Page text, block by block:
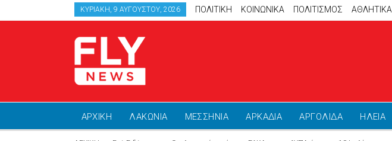
ΚΥΡΙΑΚΉ, 9 ΑΥΓΟΎΣΤΟΥ, 2026 ΠΟΛΙΤΙΚΗ ΚΟΙΝΩΝΙΚΑ ΠΟΛΙΤΙΣΜΟΣ ΑΘΛΗΤΙΚΆ
ΑΡΧΙΚΗ ΛΑΚΩΝΙΑ ΜΕΣΣΗΝΙΑ ΑΡΚΑΔΙΑ ΑΡΓΟΛΙΔΑ ΗΛΕΙΑ